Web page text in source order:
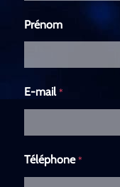
Prénom
E-mail*
Téléphone*